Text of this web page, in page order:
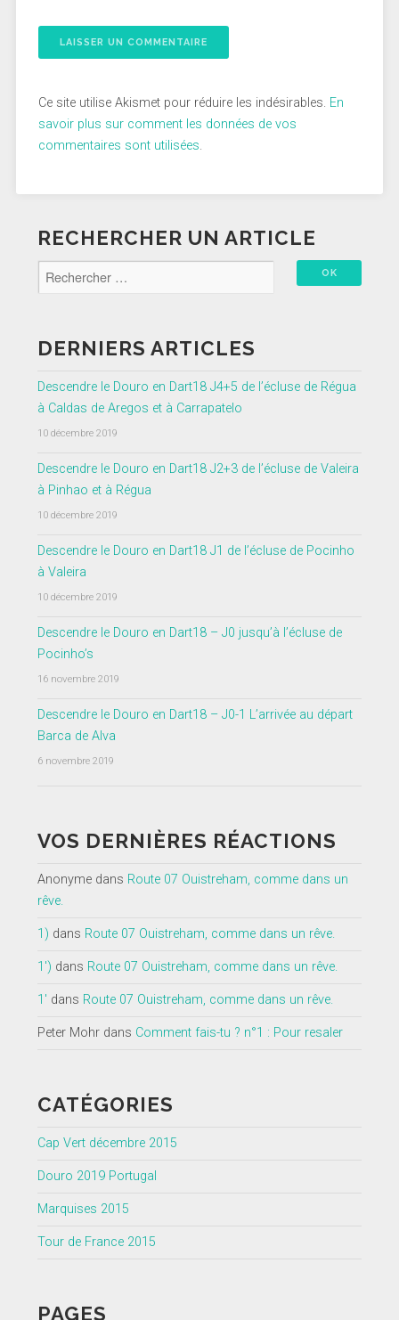
Ce site utilise Akismet pour réduire les indésirables. En
savoir plus sur comment les données de vos
commentaires sont utilisées.
RECHERCHER UN ARTICLE
DERNIERS ARTICLES
Descendre le Douro en Dart18 J4+5 de l’écluse de Régua
à Caldas de Aregos et à Carrapatelo
10 décembre 2019
Descendre le Douro en Dart18 J2+3 de l’écluse de Valeira
à Pinhao et à Régua
10 décembre 2019
Descendre le Douro en Dart18 J1 de l’écluse de Pocinho
à Valeira
10 décembre 2019
Descendre le Douro en Dart18 – J0 jusqu’à l’écluse de
Pocinho’s
16 novembre 2019
Descendre le Douro en Dart18 – J0-1 L’arrivée au départ
Barca de Alva
6 novembre 2019
VOS DERNIÈRES RÉACTIONS
Anonymedans Route 07 Ouistreham, comme dans un
rêve.
1) dans Route 07 Ouistreham, comme dans un rêve.
1') dans Route 07 Ouistreham, comme dans un rêve.
1' dans Route 07 Ouistreham, comme dans un rêve.
Peter Mohrdans Comment fais-tu ? n°1 : Pour resaler
CATÉGORIES
Cap Vert décembre 2015
Douro 2019 Portugal
Marquises 2015
Tour de France 2015
PAGES